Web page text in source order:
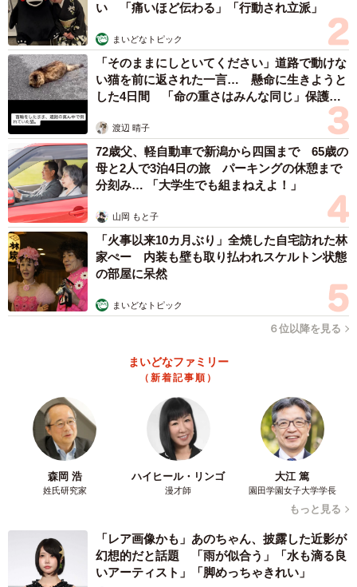
い 「痛いほど伝わる」「行動され立派」
まいどなトピック
「そのままにしといてください」道路で動けな
い猫を前に返された一言… 懸命に生きようと
した4日間 「命の重さはみんな同じ」保護団
渡辺 晴子
72歳父、軽自動車で新潟から四国まで 65歳の
母と2人で3泊4日の旅 パーキングの休憩まで
分刻み… 「大学生でも組まねえよ！」
山岡 もと子
「火事以来10カ月ぶり」全焼した自宅訪れた林
家ぺー 内装も壁も取り払われスケルトン状態
の部屋に呆然
まいどなトピック
６位以降を見る
まいどなファミリー
（新着記事順）
森岡 浩
姓氏研究家
ハイヒール・リンゴ
漫才師
大江 篤
園田学園女子大学学長
もっと見る
「レア画像かも」あのちゃん、披露した近影が
幻想的だと話題 「雨が似合う」「水も滴る良
いアーティスト」「脚めっちゃきれい」